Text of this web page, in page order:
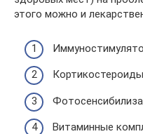
этого можно и
Витаминные